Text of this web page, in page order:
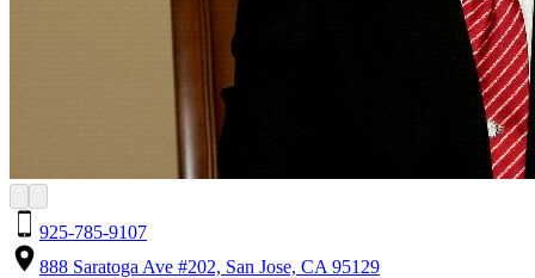
925-785-9107
888 Saratoga Ave #202, San Jose, CA 95129